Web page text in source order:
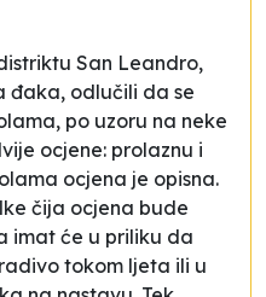
San Leandro,
đaka, odlučili da se
po uzoru na neke
ocjene: prolaznu i
ocjena je opisna.
čija ocjena bude
imat će u priliku da
tokom ljeta ili u